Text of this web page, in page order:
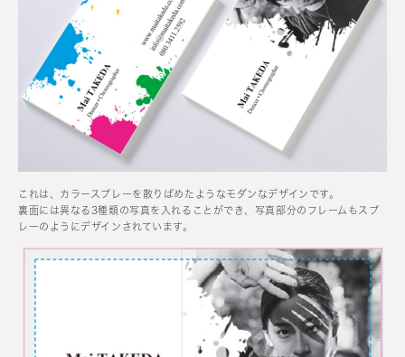
これは、カラースプレーを散りばめたようなモダンなデザインです。
裏面には異なる3種類の写真を入れることができ、写真部分のフレームもスプ
レーのようにデザインされています。